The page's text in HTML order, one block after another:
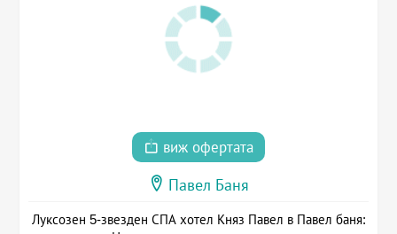
виж офертата
Павел Баня
Луксозен 5-звезден СПА хотел Княз Павел в Павел баня: